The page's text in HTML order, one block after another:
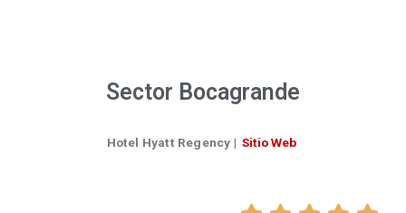
Sector Bocagrande
Hotel Hyatt Regency |Sitio Web